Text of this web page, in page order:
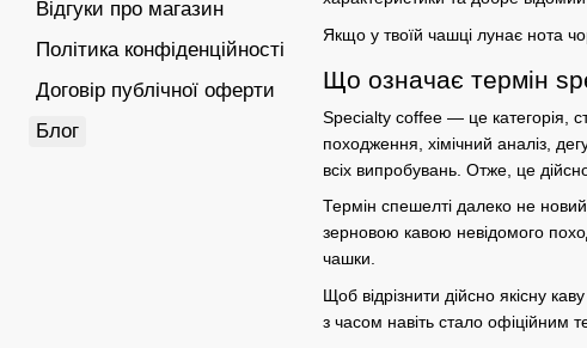
Якщо у твоїй чашці лунає нота
Що означає термін
Specialty coffee — це категорія,
походження, хімічний аналіз,
всіх випробувань. Отже, це
Термін спешелті далеко не
зерновою кавою невідомого
чашки.
Щоб відрізнити дійсно якісну каву
з часом навіть стало офіційним
Відгуки про магазин
Політика конфіденційності
Договір публічної оферти
Блог